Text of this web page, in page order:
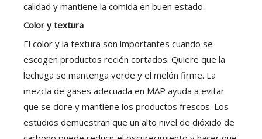
calidad y mantiene la comida en buen estado.
Color y textura
El color y la textura son importantes cuando se
escogen productos recién cortados. Quiere que la
lechuga se mantenga verde y el melón firme. La
mezcla de gases adecuada en MAP ayuda a evitar
que se dore y mantiene los productos frescos. Los
estudios demuestran que un alto nivel de dióxido de